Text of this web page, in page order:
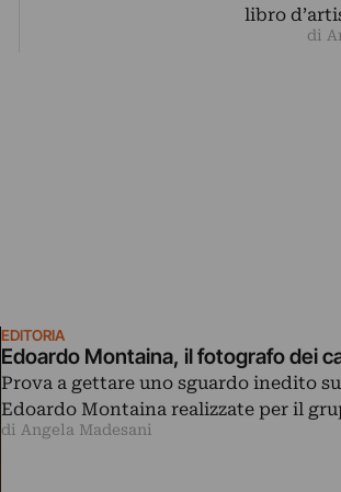
libro
di
EDITORIA
Edoardo Montaina, il fotografo dei
Prova a gettare uno sguardo inedito
Edoardo Montaina realizzate per il
di Angela Madesani